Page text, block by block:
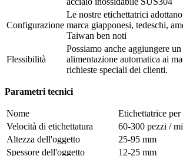
Configurazione
Le nostre etichettatrici
marca giapponesi, tedeschi,
Taiwan ben noti
Flessibilità
Possiamo anche aggiungere
alimentazione automatica ai
richieste speciali dei clienti.
Parametri tecnici
Nome
Etichettatrice
Velocità di etichettatura
60-300 pezzi /
Altezza dell'oggetto
25-95 mm
Spessore dell'oggetto
12-25 mm